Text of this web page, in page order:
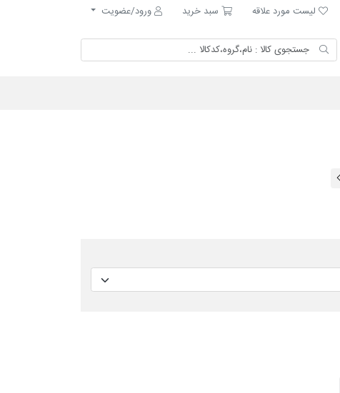
لیست مورد علاقه
لیست مورد علاقه سبد خرید
سبد خرید
ورود/عضویت